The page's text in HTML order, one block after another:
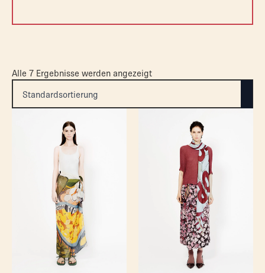
Alle 7 Ergebnisse werden angezeigt